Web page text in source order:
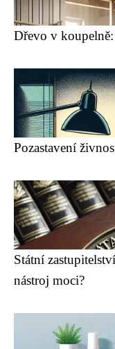
Dřevo v
Pozastavení
Státní
nástroj moci?